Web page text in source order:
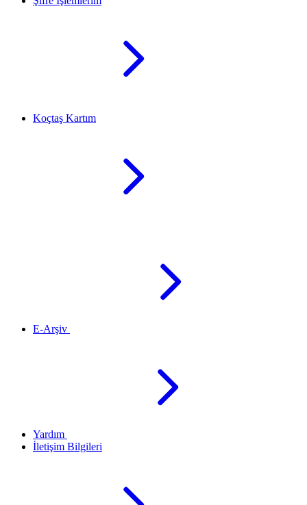
Koçtaş Kartım
E-Arşiv
Yardım
İletişim Bilgileri